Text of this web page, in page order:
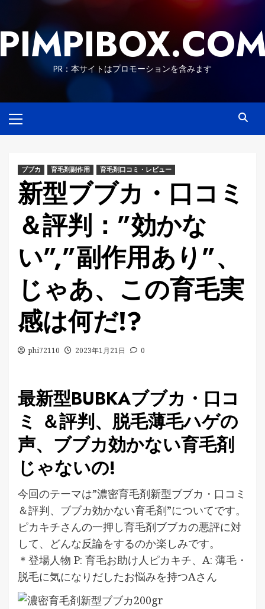
content
PR：本サイトはプロモーションを含みます
Menu
ブブカ 育毛剤副作用 育毛剤口コミ・レビュー
新型ブブカ・口コミ
＆評判：”効かな
い”,”副作用あり”、
じゃあ、この育毛実
感は何だ!?
phi72110 2023年1月21日 0
最新型BUBKAブブカ・口コ
ミ ＆評判、脱毛薄毛ハゲの
声、ブブカ効かない育毛剤
じゃないの!
今回のテーマは”濃密育毛剤新型ブブカ・口コミ
＆評判、ブブカ効かない育毛剤”についてです。
ピカキチさんの一押し育毛剤ブブカの悪評に対
して、どんな反論をするのか楽しみです。
＊登場人物 P: 育毛お助け人ピカキチ、A: 薄毛・
脱毛に気になりだしたお悩みを持つAさん